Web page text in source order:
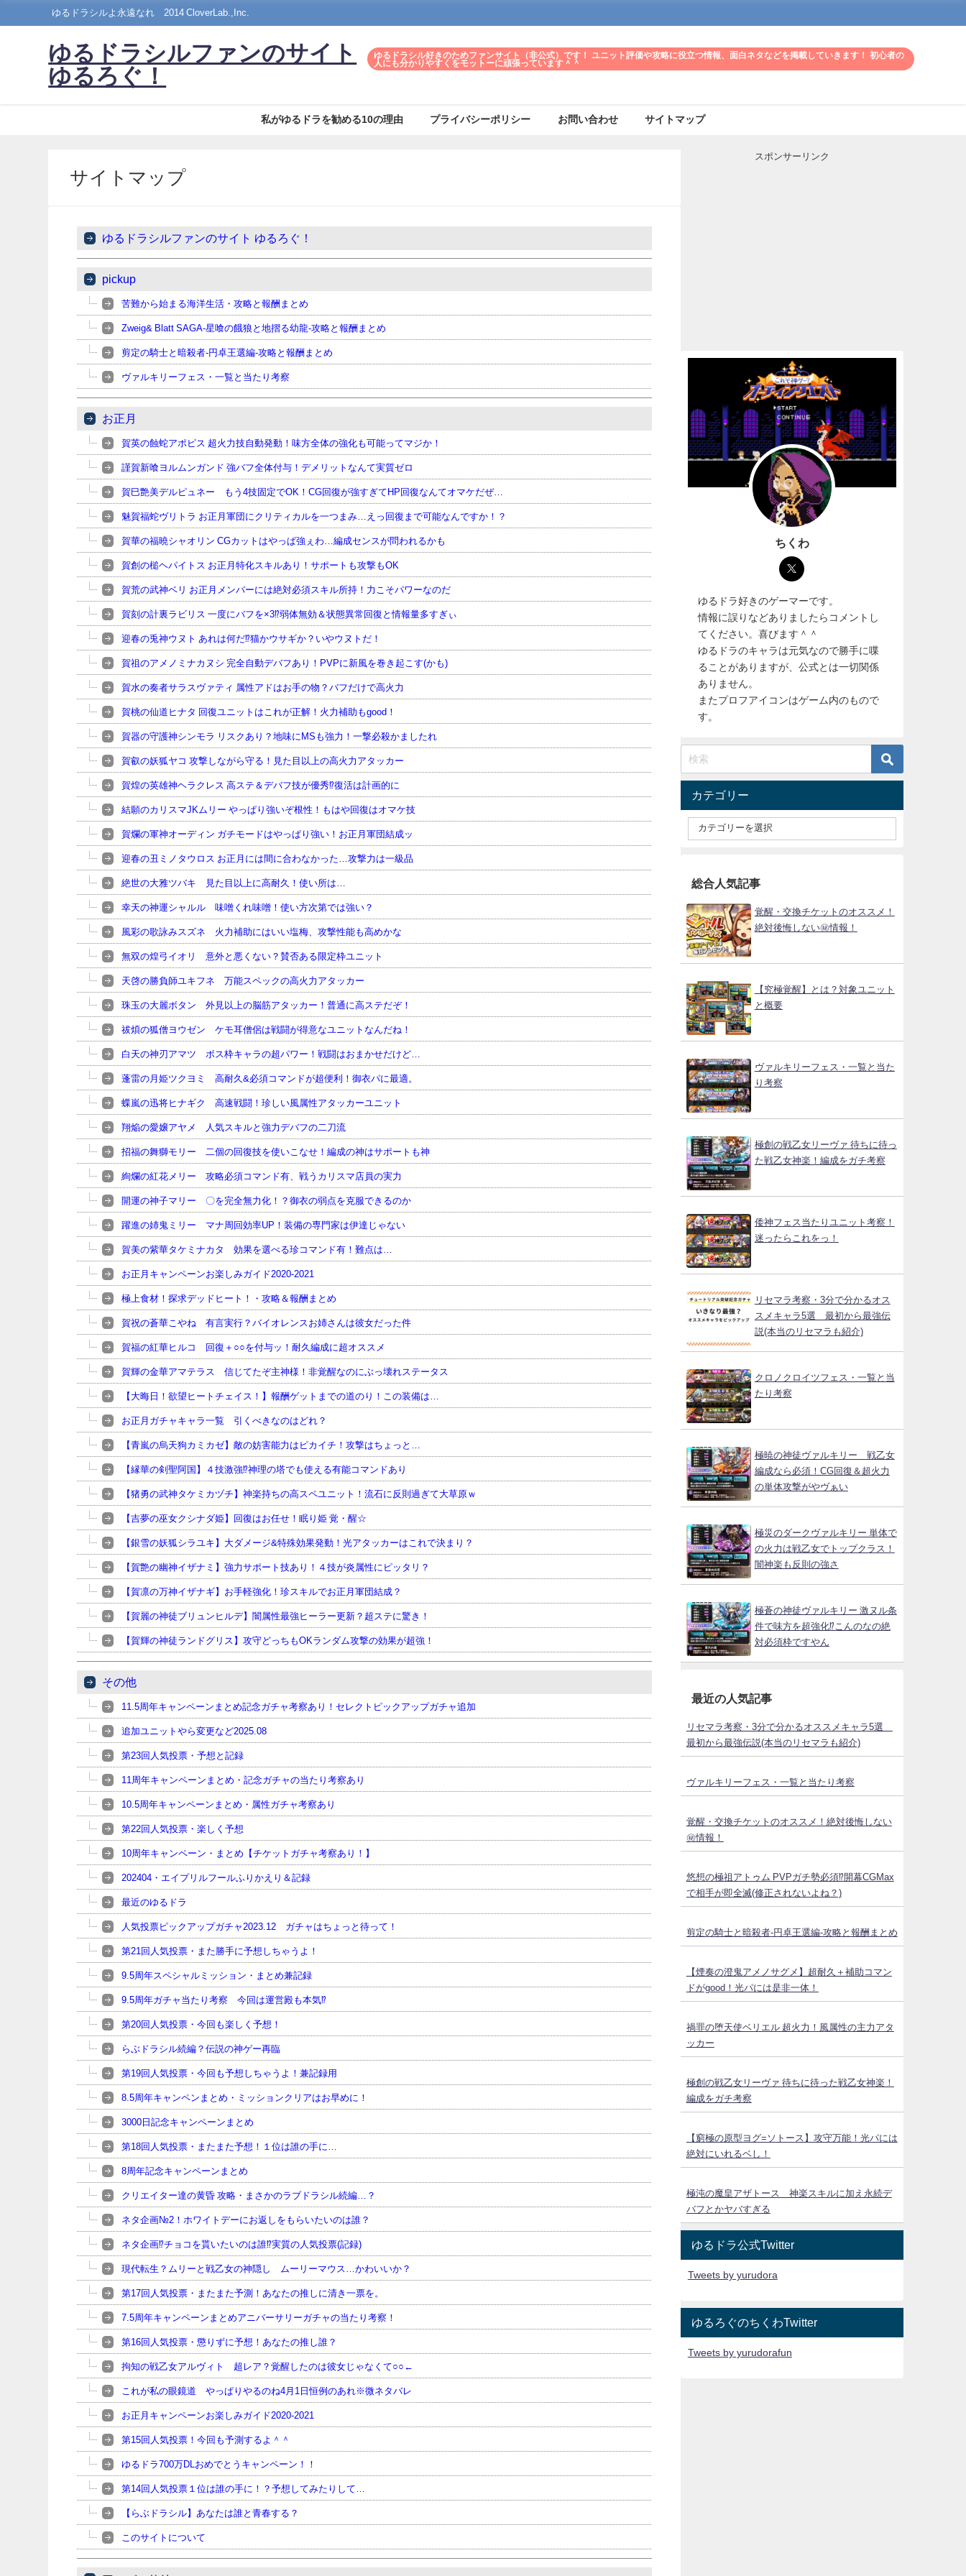
ゆるドラシルよ永遠なれ©2014 CloverLab.,Inc.
ゆるドラシルファンのサイト
ゆるろぐ！
ゆるドラシル好きのためファンサイト（非公式）です！ ユニット評価や攻略に役立つ情報、面白ネタなどを掲載していきます！ 初心者の
人にも分かりやすくをモットーに頑張っています＾＾
私がゆるドラを勧める10の理由 プライバシーポリシー お問い合わせ サイトマップ
サイトマップ
ゆるドラシルファンのサイト ゆるろぐ！
pickup
苦難から始まる海洋生活・攻略と報酬まとめ
Zweig& Blatt SAGA-星喰の餓狼と地摺る幼龍-攻略と報酬まとめ
剪定の騎士と暗殺者-円卓王選編-攻略と報酬まとめ
ヴァルキリーフェス・一覧と当たり考察
お正月
賀英の蝕蛇アポピス 超火力技自動発動！味方全体の強化も可能ってマジか！
謹賀新喰ヨルムンガンド 強バフ全体付与！デメリットなんて実質ゼロ
賀巳艶美デルピュネー もう4技固定でOK！CG回復が強すぎてHP回復なんてオマケだぜ…
魅賀福蛇ヴリトラ お正月軍団にクリティカルを一つまみ…えっ回復まで可能なんですか！？
賀華の福曉シャオリン CGカットはやっぱ強ぇわ…編成センスが問われるかも
賀創の槌ヘパイトス お正月特化スキルあり！サポートも攻撃もOK
賀荒の武神ベリ お正月メンバーには絶対必須スキル所持！力こそパワーなのだ
賀刻の計裏ラビリス 一度にバフを×3⁉弱体無効＆状態異常回復と情報量多すぎぃ
迎春の兎神ウヌト あれは何だ⁉猫かウサギか？いやウヌトだ！
賀祖のアメノミナカヌシ 完全自動デバフあり！PVPに新風を巻き起こす(かも)
賀水の奏者サラスヴァティ 属性アドはお手の物？バフだけで高火力
賀桃の仙道ヒナタ 回復ユニットはこれが正解！火力補助もgood！
賀器の守護神シンモラ リスクあり？地味にMSも強力！一撃必殺かましたれ
賀叡の妖狐ヤコ 攻撃しながら守る！見た目以上の高火力アタッカー
賀煌の英雄神ヘラクレス 高ステ＆デバフ技が優秀⁉復活は計画的に
結願のカリスマJKムリー やっぱり強いぞ根性！もはや回復はオマケ技
賀爛の軍神オーディン ガチモードはやっぱり強い！お正月軍団結成ッ
迎春の丑ミノタウロス お正月には間に合わなかった…攻撃力は一級品
絶世の大雅ツバキ 見た目以上に高耐久！使い所は…
幸天の神運シャルル 味噌くれ味噌！使い方次第では強い？
風彩の歌詠みスズネ 火力補助にはいい塩梅、攻撃性能も高めかな
無双の煌弓イオリ 意外と悪くない？賛否ある限定枠ユニット
天啓の勝負師ユキフネ 万能スペックの高火力アタッカー
珠玉の大麗ボタン 外見以上の脳筋アタッカー！普通に高ステだぞ！
祓煩の狐僧ヨウゼン ケモ耳僧侶は戦闘が得意なユニットなんだね！
白天の神刃アマツ ボス枠キャラの超パワー！戦闘はおまかせだけど…
蓬雷の月姫ツクヨミ 高耐久&必須コマンドが超便利！御衣パに最適。
蝶嵐の迅将ヒナギク 高速戦闘！珍しい風属性アタッカーユニット
翔焔の愛嬢アヤメ 人気スキルと強力デバフの二刀流
招福の舞獅モリー 二個の回復技を使いこなせ！編成の神はサポートも神
絢爛の紅花メリー 攻略必須コマンド有、戦うカリスマ店員の実力
開運の神子マリー 〇を完全無力化！？御衣の弱点を克服できるのか
躍進の姉鬼ミリー マナ周回効率UP！装備の専門家は伊達じゃない
賀美の紫華タケミナカタ 効果を選べる珍コマンド有！難点は…
お正月キャンペーンお楽しみガイド2020-2021
極上食材！探求デッドヒート！・攻略＆報酬まとめ
賀祝の蒼華こやね 有言実行？バイオレンスお姉さんは彼女だった件
賀福の紅華ヒルコ 回復＋○○を付与ッ！耐久編成に超オススメ
賀輝の金華アマテラス 信じてたぞ主神様！非覚醒なのにぶっ壊れステータス
【大晦日！欲望ヒートチェイス！】報酬ゲットまでの道のり！この装備は…
お正月ガチャキャラ一覧 引くべきなのはどれ？
【青嵐の烏天狗カミカゼ】敵の妨害能力はピカイチ！攻撃はちょっと…
【縁華の剣聖阿国】４技激強⁉神理の塔でも使える有能コマンドあり
【猪勇の武神タケミカヅチ】神楽持ちの高スペユニット！流石に反則過ぎて大草原ｗ
【吉夢の巫女クシナダ姫】回復はお任せ！眠り姫 覚・醒☆
【銀雪の妖狐シラユキ】大ダメージ&特殊効果発動！光アタッカーはこれで決まり？
【賀艶の幽神イザナミ】強力サポート技あり！４技が炎属性にピッタリ？
【賀凛の万神イザナギ】お手軽強化！珍スキルでお正月軍団結成？
【賀麗の神徒ブリュンヒルデ】闇属性最強ヒーラー更新？超ステに驚き！
【賀輝の神徒ランドグリス】攻守どっちもOKランダム攻撃の効果が超強！
その他
11.5周年キャンペーンまとめ記念ガチャ考察あり！セレクトピックアップガチャ追加
追加ユニットやら変更など2025.08
第23回人気投票・予想と記録
11周年キャンペーンまとめ・記念ガチャの当たり考察あり
10.5周年キャンペーンまとめ・属性ガチャ考察あり
第22回人気投票・楽しく予想
10周年キャンペーン・まとめ【チケットガチャ考察あり！】
202404・エイプリルフールふりかえり＆記録
最近のゆるドラ
人気投票ピックアップガチャ2023.12 ガチャはちょっと待って！
第21回人気投票・また勝手に予想しちゃうよ！
9.5周年スペシャルミッション・まとめ兼記録
9.5周年ガチャ当たり考察 今回は運営殿も本気⁉
第20回人気投票・今回も楽しく予想！
らぶドラシル続編？伝説の神ゲー再臨
第19回人気投票・今回も予想しちゃうよ！兼記録用
8.5周年キャンペンまとめ・ミッションクリアはお早めに！
3000日記念キャンペーンまとめ
第18回人気投票・またまた予想！１位は誰の手に…
8周年記念キャンペーンまとめ
クリエイター達の黄昏 攻略・まさかのラブドラシル続編…？
ネタ企画№2！ホワイトデーにお返しをもらいたいのは誰？
ネタ企画⁉チョコを貰いたいのは誰⁉実質の人気投票(記録)
現代転生？ムリーと戦乙女の神隠し ムーリーマウス…かわいいか？
第17回人気投票・またまた予測！あなたの推しに清き一票を。
7.5周年キャンペーンまとめアニバーサリーガチャの当たり考察！
第16回人気投票・懲りずに予想！あなたの推し誰？
拘知の戦乙女アルヴィト 超レア？覚醒したのは彼女じゃなくて○○←
これが私の眼鏡道 やっぱりやるのね4月1日恒例のあれ※微ネタバレ
お正月キャンペーンお楽しみガイド2020-2021
第15回人気投票！今回も予測するよ＾＾
ゆるドラ700万DLおめでとうキャンペーン！！
第14回人気投票１位は誰の手に！？予想してみたりして…
【らぶドラシル】あなたは誰と青春する？
このサイトについて
スポンサーリンク
ちくわ
ゆるドラ好きのゲーマーです。
情報に誤りなどありましたらコメントし
てください。喜びます＾＾
ゆるドラのキャラは元気なので勝手に喋
ることがありますが、公式とは一切関係
ありません。
またプロフアイコンはゲーム内のもので
す。
カテゴリー
総合人気記事
覚醒・交換チケットのオススメ！
絶対後悔しない㊙情報！
【究極覚醒】とは？対象ユニット
と概要
ヴァルキリーフェス・一覧と当た
り考察
極創の戦乙女リーヴァ 待ちに待っ
た戦乙女神楽！編成をガチ考察
倭神フェス当たりユニット考察！
迷ったらこれをっ！
リセマラ考察・3分で分かるオス
スメキャラ5選 最初から最強伝
説(本当のリセマラも紹介)
クロノクロイツフェス・一覧と当
たり考察
極暁の神徒ヴァルキリー 戦乙女
編成なら必須！CG回復＆超火力
の単体攻撃がやヴぁい
極災のダークヴァルキリー 単体で
の火力は戦乙女でトップクラス！
闇神楽も反則の強さ
極蒼の神徒ヴァルキリー 激ヌル条
件で味方を超強化⁉こんのなの絶
対必須枠ですやん
最近の人気記事
リセマラ考察・3分で分かるオススメキャラ5選
最初から最強伝説(本当のリセマラも紹介)
ヴァルキリーフェス・一覧と当たり考察
覚醒・交換チケットのオススメ！絶対後悔しない
㊙情報！
悠想の極祖アトゥム PVPガチ勢必須⁉開幕CGMax
で相手が即全滅(修正されないよね？)
剪定の騎士と暗殺者-円卓王選編-攻略と報酬まとめ
【煙奏の澄鬼アメノサグメ】超耐久＋補助コマン
ドがgood！光パには是非一体！
禍罪の堕天使ベリエル 超火力！風属性の主力アタ
ッカー
極創の戦乙女リーヴァ 待ちに待った戦乙女神楽！
編成をガチ考察
【窮極の原型ヨグ=ソトース】攻守万能！光パには
絶対にいれるベし！
極沌の魔皇アザトース 神楽スキルに加え永続デ
バフとかヤバすぎる
ゆるドラ公式Twitter
Tweets by yurudora
ゆるろぐのちくわTwitter
Tweets by yurudorafun